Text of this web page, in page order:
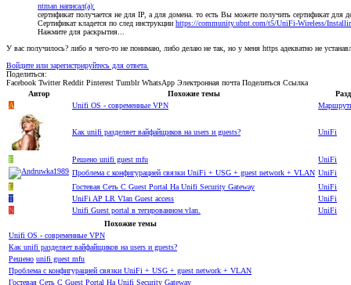
ntman написал(а):
сертификат получается не для IP, а для домена. то есть Вы можете получить сертификат
Сертификат кладется по след инструкции https://community.ubnt.com/t5/UniFi-Wireless/
Нажмите для раскрытия...
У вас получилось? либо я чего-то не понимаю, либо делаю не так, но у меня https адекватно не
Войдите или зарегистрируйтесь для ответа.
Поделиться:
Facebook Twitter Reddit Pinterest Tumblr WhatsApp Электронная почта Поделиться Ссылка
Автор
Похожие темы
A
Unifi OS - современные VPN
Как unifi разделяет вайфайщиков на users и guests? UniFi
F Решено unifi guest mfu UniFi
Проблема с конфигурацией связки UniFi + USG + guest network + VLAN UniFi
L
Гостевая Сеть С Guest Portal На Unifi Security Gateway UniFi
T
UniFi AP LR Vlan Guest access UniFi
N
Unifi Guest portal в тегированном vlan. UniFi
Похожие темы
Unifi OS - современные VPN
Как unifi разделяет вайфайщиков на users и guests?
Решено unifi guest mfu
Проблема с конфигурацией связки UniFi + USG + guest network + VLAN
Гостевая Сеть С Guest Portal На Unifi Security Gateway